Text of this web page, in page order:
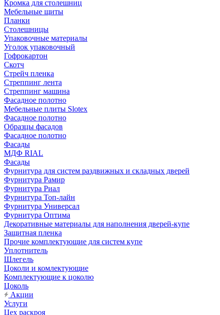
Кромка для столешниц
Мебельные щиты
Планки
Столешницы
Упаковочные материалы
Уголок упаковочный
Гофрокартон
Скотч
Стрейч пленка
Стреппинг лента
Стреппинг машина
Фасадное полотно
Мебельные плиты Slotex
Фасадное полотно
Образцы фасадов
Фасадное полотно
Фасады
МДФ RIAL
Фасады
Фурнитура для систем раздвижных и складных дверей
Фурнитура Рамир
Фурнитура Риал
Фурнитура Топ-лайн
Фурнитура Универсал
Фурнитура Оптима
Декоративные материалы для наполнения дверей-купе
Защитная пленка
Прочие комплектующие для систем купе
Уплотнитель
Шлегель
Цоколи и комлектующие
Комплектующие к цоколю
Цоколь
Акции
Услуги
Цех раскроя